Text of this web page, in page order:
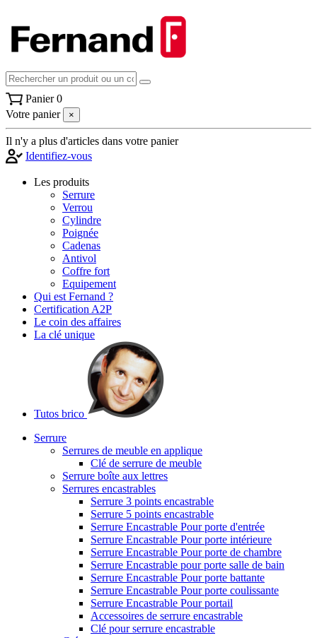
Panier 0
Votre panier
×
Il n'y a plus d'articles dans votre panier
Identifiez-vous
Les produits
Serrure
Verrou
Cylindre
Poignée
Cadenas
Antivol
Coffre fort
Equipement
Qui est Fernand ?
Certification A2P
Le coin des affaires
La clé unique
Tutos brico
Serrure
Serrures de meuble en applique
Clé de serrure de meuble
Serrure boîte aux lettres
Serrures encastrables
Serrure 3 points encastrable
Serrure 5 points encastrable
Serrure Encastrable Pour porte d'entrée
Serrure Encastrable Pour porte intérieure
Serrure Encastrable Pour porte de chambre
Serrure Encastrable pour porte salle de bain
Serrure Encastrable Pour porte battante
Serrure Encastrable Pour porte coulissante
Serrure Encastrable Pour portail
Accessoires de serrure encastrable
Clé pour serrure encastrable